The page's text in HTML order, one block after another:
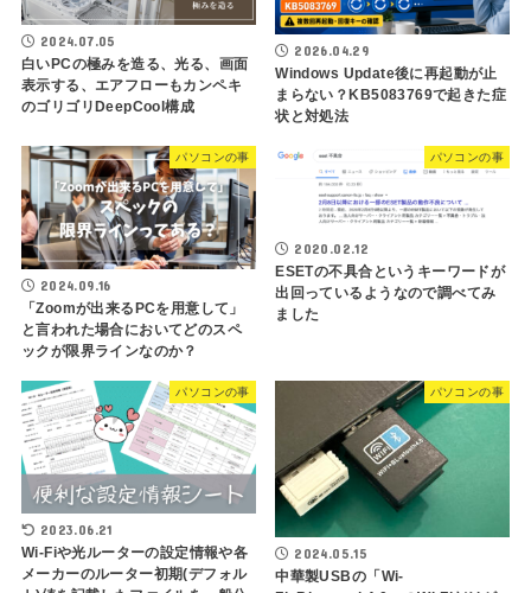
2024.07.05
白いPCの極みを造る、光る、画面
表示する、エアフローもカンペキ
のゴリゴリDeepCool構成
2026.04.29
Windows Update後に再起動が止
まらない？KB5083769で起きた症
状と対処法
パソコンの事
2024.09.16
「Zoomが出来るPCを用意して」
と言われた場合においてどのスペ
ックが限界ラインなのか？
パソコンの事
2020.02.12
ESETの不具合というキーワードが
出回っているようなので調べてみ
ました
パソコンの事
2023.06.21
Wi-Fiや光ルーターの設定情報や各
メーカーのルーター初期(デフォル
パソコンの事
2024.05.15
中華製USBの「Wi-